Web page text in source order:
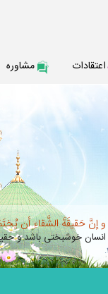
اعتقادات مشاوره
حَقيقَةَ الشَّقاءِ أن
خوشبختى باشد و